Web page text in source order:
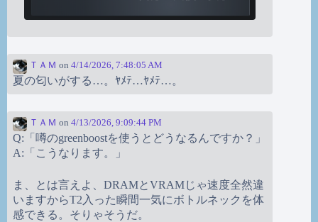
ＴＡＭ on 4/14/2026, 7:48:05 AM
夏の匂いがする…。ﾔﾒﾃ…ﾔﾒﾃ…。
ＴＡＭ on 4/13/2026, 9:09:44 PM
Q:「噂のgreenboostを使うとどうなるんですか？」
A:「こうなります。」
ま、とは言えよ、DRAMとVRAMじゃ速度全然違
いますからT2入った瞬間一気にボトルネックを体
感できる。そりゃそうだ。